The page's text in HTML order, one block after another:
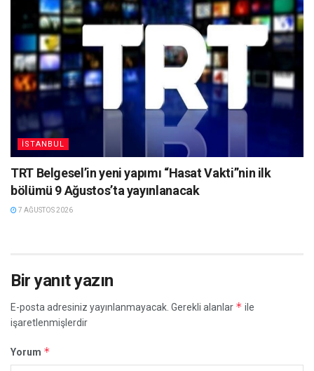
İSTANBUL
TRT Belgesel’in yeni yapımı “Hasat Vakti”nin ilk
bölümü 9 Ağustos’ta yayınlanacak
7 AĞUSTOS 2026
Bir yanıt yazın
E-posta adresiniz yayınlanmayacak. Gerekli alanlar * ile
işaretlenmişlerdir
Yorum *